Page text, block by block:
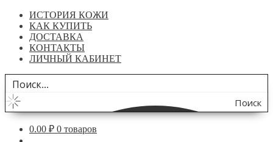
ИСТОРИЯ КОЖИ
КАК КУПИТЬ
ДОСТАВКА
КОНТАКТЫ
ЛИЧНЫЙ КАБИНЕТ
Поиск
по
0.00 ₽ 0 товаров